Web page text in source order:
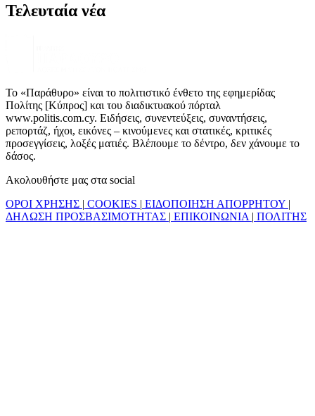
Τελευταία νέα
Το «Παράθυρο» είναι το πολιτιστικό ένθετο της εφημερίδας
Πολίτης [Κύπρος] και του διαδικτυακού πόρταλ
www.politis.com.cy. Ειδήσεις, συνεντεύξεις, συναντήσεις,
ρεπορτάζ, ήχοι, εικόνες – κινούμενες και στατικές, κριτικές
προσεγγίσεις, λοξές ματιές. Βλέπουμε το δέντρο, δεν χάνουμε το
δάσος.
Ακολουθήστε μας στα social
ΟΡΟΙ ΧΡΗΣΗΣ | COOKIES | ΕΙΔΟΠΟΙΗΣΗ ΑΠΟΡΡΗΤΟΥ |
ΔΗΛΩΣΗ ΠΡΟΣΒΑΣΙΜΟΤΗΤΑΣ | ΕΠΙΚΟΙΝΩΝΙΑ | ΠΟΛΙΤΗΣ